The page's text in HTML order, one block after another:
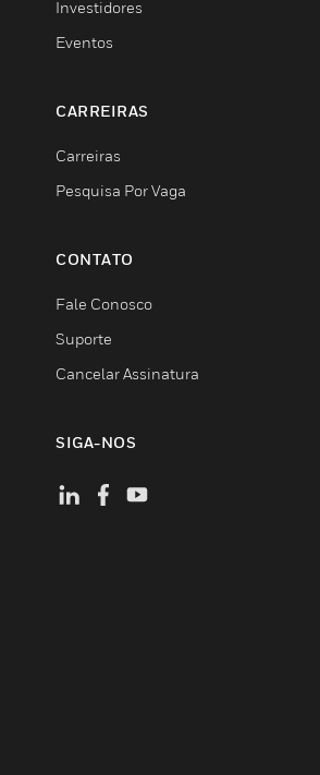
Investidores
Eventos
CARREIRAS
Carreiras
Pesquisa Por Vaga
CONTATO
Fale Conosco
Suporte
Cancelar Assinatura
SIGA-NOS